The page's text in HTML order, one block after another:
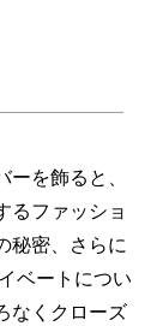
を飾ると、
るファッショ
秘密、さらに
ベートについ
なくクローズ